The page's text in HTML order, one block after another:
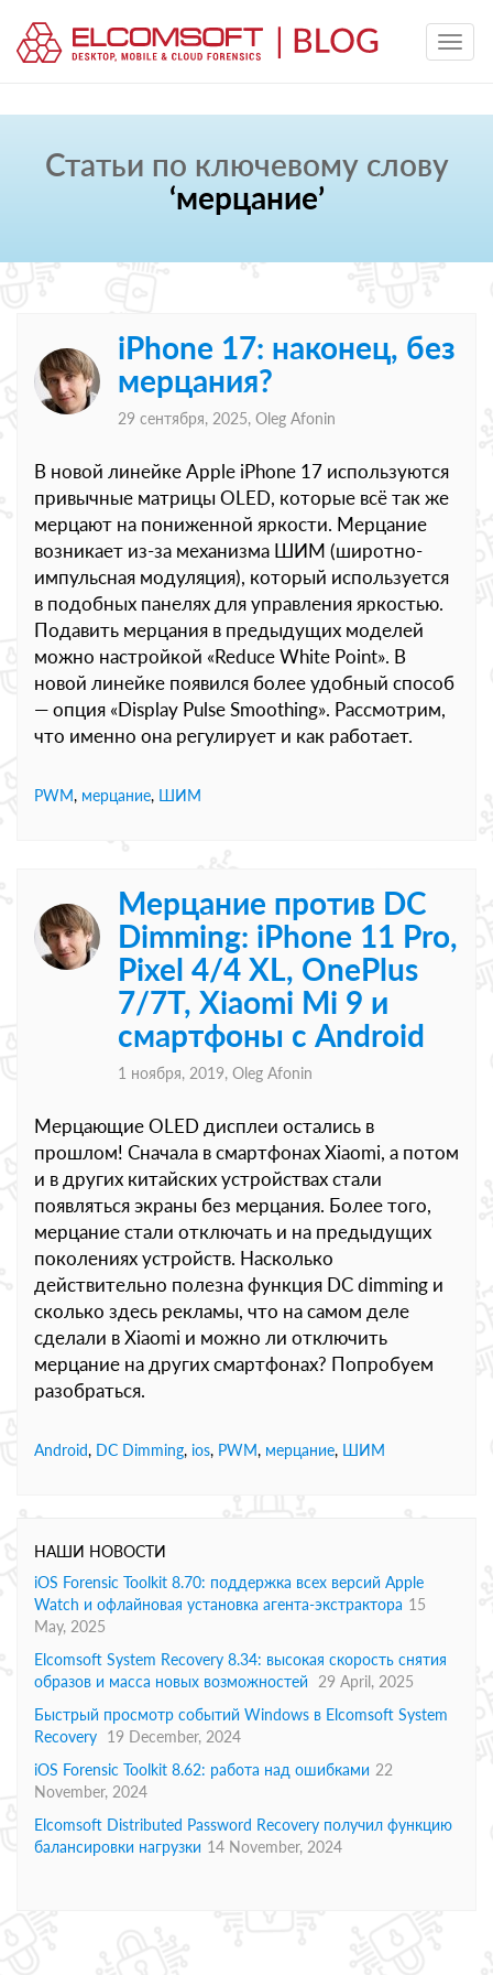
Статьи по ключевому слову
‘мерцание’
iPhone 17: наконец, без
мерцания?
29 сентября, 2025, Oleg Afonin
В новой линейке Apple iPhone 17 используются
привычные матрицы OLED, которые всё так же
мерцают на пониженной яркости. Мерцание
возникает из-за механизма ШИМ (широтно-
импульсная модуляция), который используется
в подобных панелях для управления яркостью.
Подавить мерцания в предыдущих моделей
можно настройкой «Reduce White Point». В
новой линейке появился более удобный способ
— опция «Display Pulse Smoothing». Рассмотрим,
что именно она регулирует и как работает.
PWM, мерцание, ШИМ
Мерцание против DC
Dimming: iPhone 11 Pro,
Pixel 4/4 XL, OnePlus
7/7T, Xiaomi Mi 9 и
смартфоны с Android
1 ноября, 2019, Oleg Afonin
Мерцающие OLED дисплеи остались в
прошлом! Сначала в смартфонах Xiaomi, а потом
и в других китайских устройствах стали
появляться экраны без мерцания. Более того,
мерцание стали отключать и на предыдущих
поколениях устройств. Насколько
действительно полезна функция DC dimming и
сколько здесь рекламы, что на самом деле
сделали в Xiaomi и можно ли отключить
мерцание на других смартфонах? Попробуем
разобраться.
Android, DC Dimming, ios, PWM, мерцание, ШИМ
НАШИ НОВОСТИ
iOS Forensic Toolkit 8.70: поддержка всех версий Apple
Watch и офлайновая установка агента-экстрактора 15
May, 2025
Elcomsoft System Recovery 8.34: высокая скорость снятия
образов и масса новых возможностей
29 April, 2025
Быстрый просмотр событий Windows в Elcomsoft System
Recovery 19 December, 2024
iOS Forensic Toolkit 8.62: работа над ошибками 22
November, 2024
Elcomsoft Distributed Password Recovery получил функцию
балансировки нагрузки 14 November, 2024